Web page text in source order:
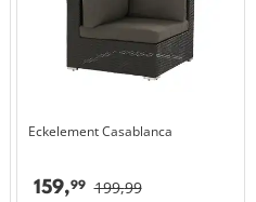
EckelementCasablanca
199,99
159,99